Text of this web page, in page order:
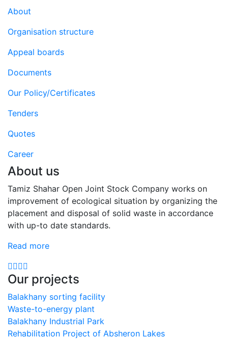
About
Organisation structure
Appeal boards
Documents
Our Policy/Certificates
Tenders
Quotes
Career
About us
Tamiz Shahar Open Joint Stock Company works on
improvement of ecological situation by organizing the
placement and disposal of solid waste in accordance
with up-to date standards.
Read more
Our projects
Balakhany sorting facility
Waste-to-energy plant
Balakhany Industrial Park
Rehabilitation Project of Absheron Lakes